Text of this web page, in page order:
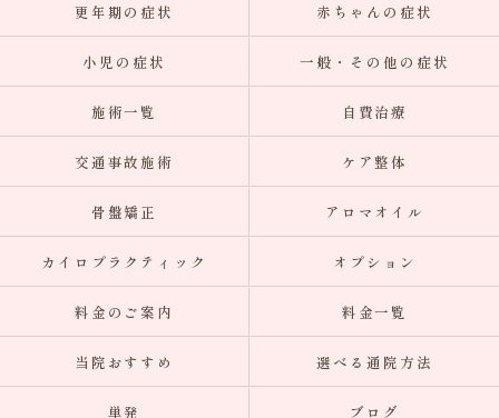
更年期の症状 赤ちゃんの症状
小児の症状 一般・その他の症状
施術一覧 自費治療
交通事故施術 ケア整体
骨盤矯正 アロマオイル
カイロプラクティック オプション
料金のご案内 料金一覧
当院おすすめ 選べる通院方法
単発 ブログ